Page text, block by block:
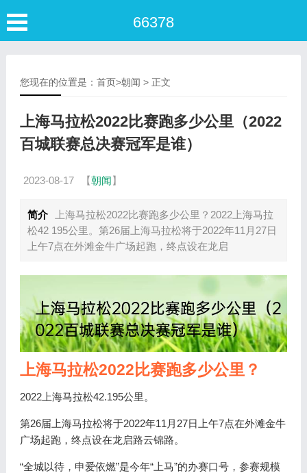
66378
您现在的位置是： 首页>朝闻 > 正文
上海马拉松2022比赛跑多少公里（2022
百城联赛总决赛冠军是谁）
2023-08-17 【朝闻】
简介
上海马拉松2022比赛跑多少公里？2022上海马拉
松42 195公里。第26届上海马拉松将于2022年11月27日
上午7点在外滩金牛广场起跑，终点设在龙启
上海马拉松2022比赛跑多少公里？
2022上海马拉松42.195公里。
第26届上海马拉松将于2022年11月27日上午7点在外滩金牛
广场起跑，终点设在龙启路云锦路。
“全城以待，申爱依燃”是今年“上马”的办赛口号，参赛规模